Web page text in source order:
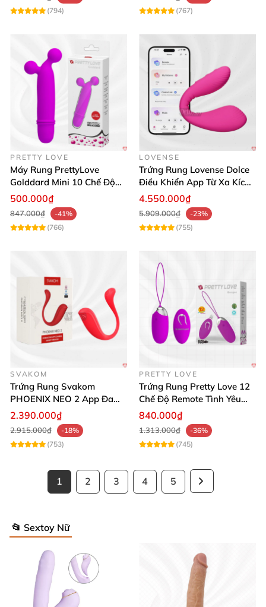
(794)
(767)
PRETTY LOVE
Máy Rung PrettyLove
Golddard Mini 10 Chế Độ
Kích Thích Cực Sướng
500.000₫
847.000₫
-41%
(766)
LOVENSE
Trứng Rung Lovense Dolce
Điều Khiển App Từ Xa Kích
Thích
4.550.000₫
5.909.000₫
-23%
(755)
SVAKOM
Trứng Rung Svakom
PHOENIX NEO 2 App Đa
Chức Năng Hấp Dẫn
2.390.000₫
2.915.000₫
-18%
(753)
PRETTY LOVE
Trứng Rung Pretty Love 12
Chế Độ Remote Tình Yêu
Kích Thích
840.000₫
1.313.000₫
-36%
(745)
1 2 3 4 5
📂 Sextoy Nữ